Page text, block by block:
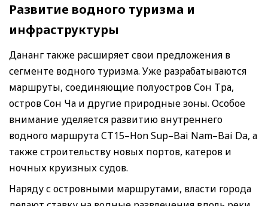
Развитие водного туризма и
инфраструктуры
Дананг также расширяет свои предложения в
сегменте водного туризма. Уже разрабатываются
маршруты, соединяющие полуостров Сон Тра,
остров Сон Ча и другие природные зоны. Особое
внимание уделяется развитию внутреннего
водного маршрута CT15–Hon Sup–Bai Nam–Bai Da, а
также строительству новых портов, катеров и
ночных круизных судов.
Наряду с островными маршрутами, власти города